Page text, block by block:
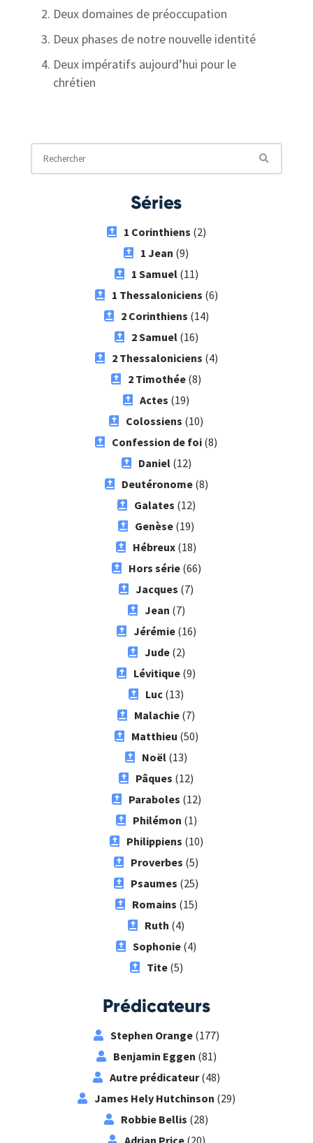
Deux domaines de préoccupation
Deux phases de notre nouvelle identité
Deux impératifs aujourd’hui pour le
chrétien
Séries
1 Corinthiens (2)
1 Jean (9)
1 Samuel(11)
1 Thessaloniciens (6)
2 Corinthiens (14)
2 Samuel(16)
2 Thessaloniciens (4)
2 Timothée (8)
Actes (19)
Colossiens (10)
Confession de foi (8)
Daniel(12)
Deutéronome(8)
Galates (12)
Genèse (19)
Hébreux (18)
Hors série(66)
Jacques (7)
Jean (7)
Jérémie(16)
Jude(2)
Lévitique (9)
Luc (13)
Malachie (7)
Matthieu (50)
Noël (13)
Pâques (12)
Paraboles (12)
Philémon (1)
Philippiens (10)
Proverbes (5)
Psaumes (25)
Romains (15)
Ruth (4)
Sophonie (4)
Tite(5)
Prédicateurs
Stephen Orange(177)
Benjamin Eggen (81)
Autre prédicateur(48)
James Hely Hutchinson (29)
Robbie Bellis (28)
Adrian Price(20)